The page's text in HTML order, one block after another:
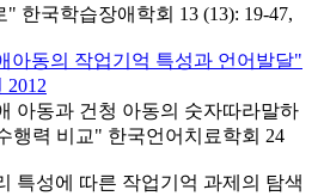
한국학습장애학회 13 (13): 19-47,
아동의 작업기억 특성과 언어발달"
2012
아동과 건청 아동의 숫자따라말하
행력 비교" 한국언어치료학회 24
특성에 따른 작업기억 과제의 탐색